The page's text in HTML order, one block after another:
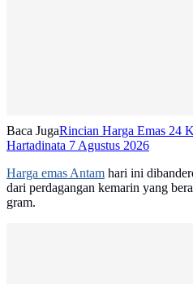
Baca JugaRincian Harga Emas 24
Hartadinata 7 Agustus 2026
Harga emas Antam hari ini
dari perdagangan kemarin yang
gram.